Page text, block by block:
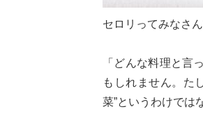
セロリってみなさ
「どんな料理と言
もしれません。た
菜”というわけでは